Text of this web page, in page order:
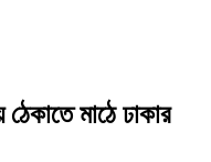
মাঠে ঢাকার